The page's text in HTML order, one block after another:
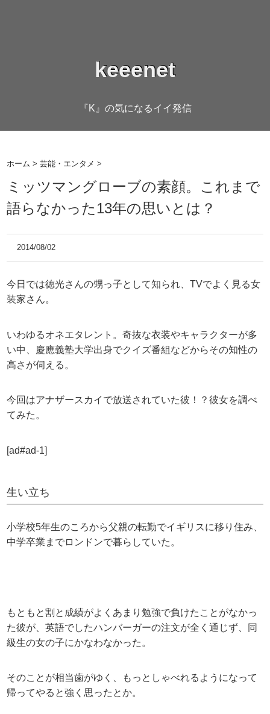
keeenet
『K』の気になるイイ発信
ホーム >芸能・エンタメ >
ミッツマングローブの素顔。これまで
語らなかった13年の思いとは？
2014/08/02
今日では徳光さんの甥っ子として知られ、TVでよく見る女
装家さん。
いわゆるオネエタレント。奇抜な衣装やキャラクターが多
い中、慶應義塾大学出身でクイズ番組などからその知性の
高さが伺える。
今回はアナザースカイで放送されていた彼！？彼女を調べ
てみた。
[ad#ad-1]
生い立ち
小学校5年生のころから父親の転勤でイギリスに移り住み、
中学卒業までロンドンで暮らしていた。
もともと割と成績がよくあまり勉強で負けたことがなかっ
た彼が、英語でしたハンバーガーの注文が全く通じず、同
級生の女の子にかなわなかった。
そのことが相当歯がゆく、もっとしゃべれるようになって
帰ってやると強く思ったとか。